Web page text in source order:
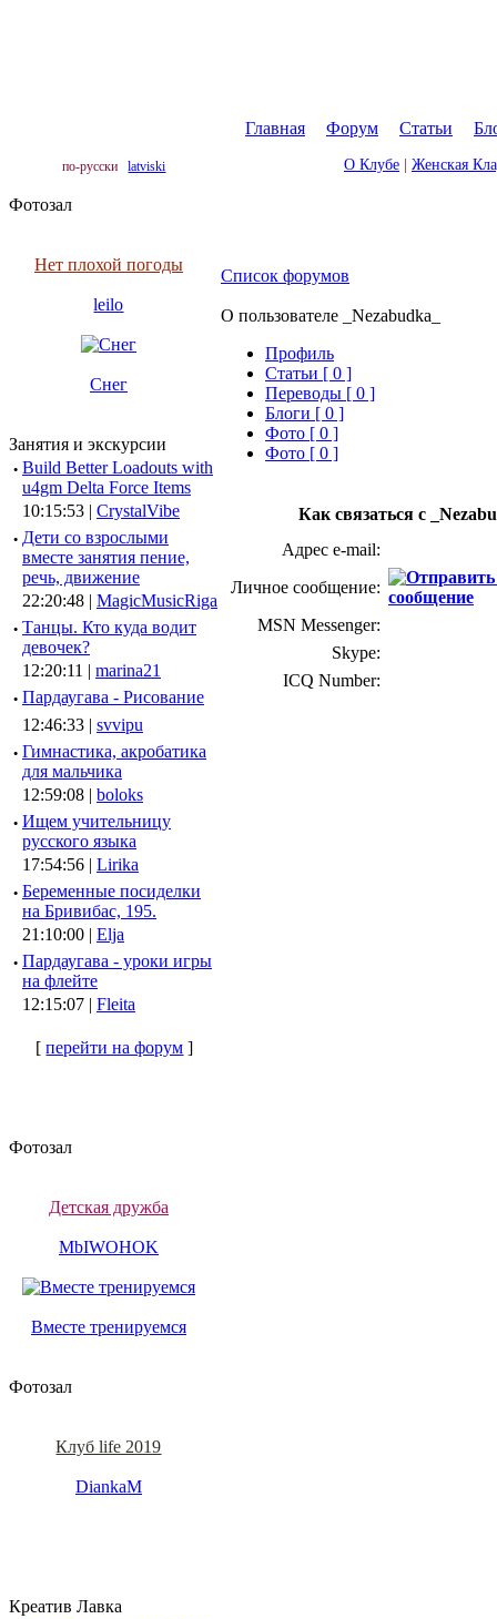
Главная Форум Статьи
по-русски latviski О Клубе Женская
Фотозал
Нет плохой погоды
leilo
Снег
Занятия и экскурсии
· Build Better Loadouts with
u4gm Delta Force Items
10:15:53 | CrystalVibe
· Дети со взрослыми
вместе занятия пение,
речь, движение
22:20:48 | MagicMusicRiga
· Танцы. Кто куда водит
девочек?
12:20:11 | marina21
· Пардаугава - Рисование
12:46:33 | svvipu
· Гимнастика, акробатика
для мальчика
12:59:08 | boloks
· Ищем учительницу
русского языка
17:54:56 | Lirika
· Беременные посиделки
на Бривибас, 195.
21:10:00 | Elja
· Пардаугава - уроки игры
на флейте
12:15:07 | Fleita
[перейти на форум ]
Фотозал
Детская дружба
MbIWOHOK
Вместе тренируемся
Фотозал
Клуб life 2019
DiankaM
Креатив Лавка
Список форумов
О пользователе _Nezabudka_
Профиль
Cтатьи [ 0 ]
Переводы [ 0 ]
Блоги [ 0 ]
Фото [ 0 ]
Фото [ 0 ]
Как связаться с
Адрес e-mail:
Личное сообщение:
MSN Messenger:
Skype:
ICQ Number: